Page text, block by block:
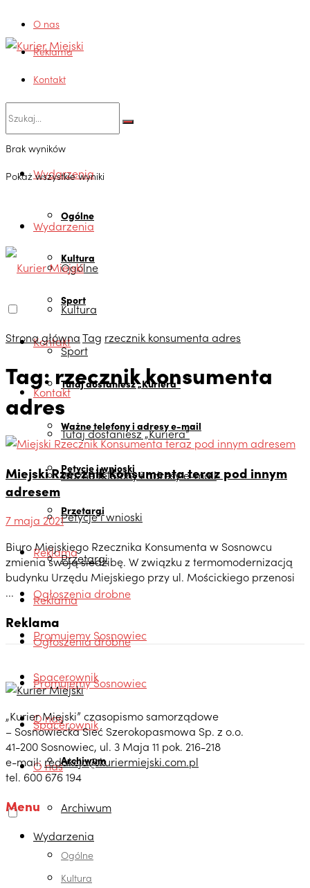
O nas
Reklama
Kontakt
Brak wyników
Pokaż wszystkie wyniki
Wydarzenia
Ogólne
Kultura
Sport
Kontakt
Tutaj dostaniesz „Kuriera”
Ważne telefony i adresy e-mail
Petycje i wnioski
Przetargi
Reklama
Ogłoszenia drobne
Promujemy Sosnowiec
Spacerownik
O nas
Archiwum
Wydarzenia
Ogólne
Kultura
Sport
Kontakt
Tutaj dostaniesz „Kuriera”
Ważne telefony i adresy e-mail
Petycje i wnioski
Przetargi
Reklama
Ogłoszenia drobne
Promujemy Sosnowiec
Spacerownik
O nas
Archiwum
Strona głównaTag rzecznik konsumenta adres
Tag:rzecznik konsumenta
adres
Miejski Rzecznik Konsumenta teraz pod innym
adresem
7 maja 2021
Biuro Miejskiego Rzecznika Konsumenta w Sosnowcu
zmienia swoją siedzibę. W związku z termomodernizacją
budynku Urzędu Miejskiego przy ul. Mościckiego przenosi
...
Reklama
„Kurier Miejski” czasopismo samorządowe
– Sosnowiecka Sieć Szerokopasmowa Sp. z o.o.
41-200 Sosnowiec, ul. 3 Maja 11 pok. 216-218
e-mail: redakcja@kuriermiejski.com.pl
tel. 600 676 194
Menu
Wydarzenia
Ogólne
Kultura